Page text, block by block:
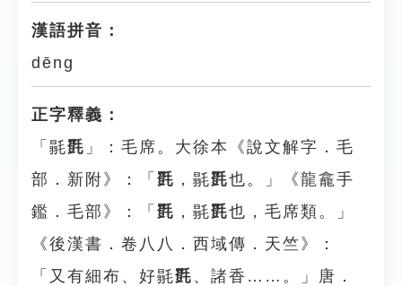
漢語拼音：
dēng
正字釋義：
「毾㲪 」：毛席。大徐本《說文解字．毛
部．新附》：「 㲪 ，毾㲪也。」《龍龕手
鑑．毛部》：「 㲪 ，毾㲪也，毛席類。」
《後漢書．卷八八．西域傳．天竺》：
「又有細布、好毾㲪 、諸香……。」唐．